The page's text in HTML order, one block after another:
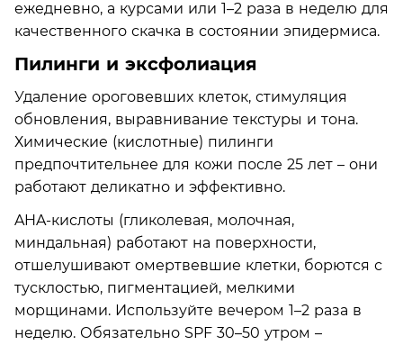
ежедневно, а курсами или 1–2 раза в неделю для
качественного скачка в состоянии эпидермиса.
Пилинги и эксфолиация
Удаление ороговевших клеток, стимуляция
обновления, выравнивание текстуры и тона.
Химические (кислотные) пилинги
предпочтительнее для кожи после 25 лет – они
работают деликатно и эффективно.
AHA-кислоты (гликолевая, молочная,
миндальная) работают на поверхности,
отшелушивают омертвевшие клетки, борются с
тусклостью, пигментацией, мелкими
морщинами. Используйте вечером 1–2 раза в
неделю. Обязательно SPF 30–50 утром –